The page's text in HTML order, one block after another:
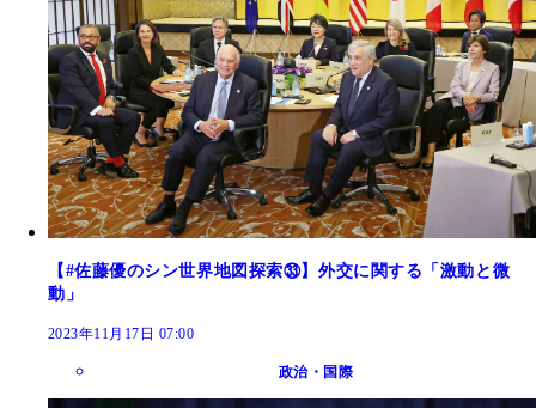
【#佐藤優のシン世界地図探索㉝】外交に関する「激動と微
動」
2023年11月17日 07:00
政治・国際